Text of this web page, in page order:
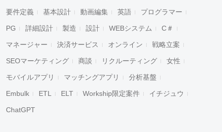
要件定義 基本設計 動画編集 英語 プログラマー
PG 詳細設計 製造 設計 WEBシステム C＃
マネージャー 決済サービス オンライン 戦略立案
SEOマーケティング 商談 リクルーティング 女性
モバイルアプリ マッチングアプリ 分析基盤
Embulk ETL ELT Workship限定案件 イチジュウ
ChatGPT